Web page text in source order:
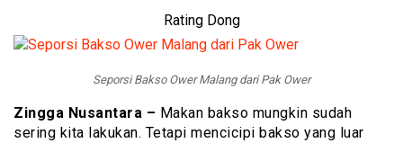
Rating Dong
Seporsi Bakso Ower Malang dari Pak Ower
Zingga Nusantara – Makan bakso mungkin sudah
sering kita lakukan. Tetapi mencicipi bakso yang luar